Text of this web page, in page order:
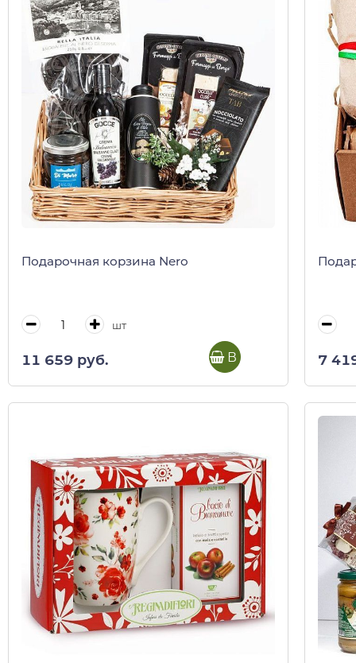
Подарочная корзина Nero
шт
11 659 руб. В корзину 7